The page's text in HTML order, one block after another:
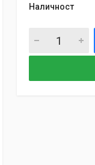
Наличност